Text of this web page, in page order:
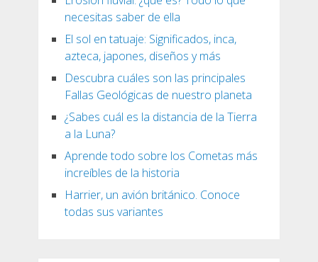
necesitas saber de ella
El sol en tatuaje: Significados, inca,
azteca, japones, diseños y más
Descubra cuáles son las principales
Fallas Geológicas de nuestro planeta
¿Sabes cuál es la distancia de la Tierra
a la Luna?
Aprende todo sobre los Cometas más
increíbles de la historia
Harrier, un avión británico. Conoce
todas sus variantes